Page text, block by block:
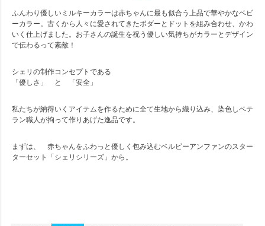
ふんわり優しいミルキーカラーは赤ちゃんに最も似合う上品で華やかなベビ
ーカラー。古くから人々に愛されてきたボダーとドットを組み合わせ、かわ
いく仕上げました。お子さんの誕生を祝う優しい気持ちがカラーとデザイン
で伝わるって素敵！
シェリの制作コンセプトである
「優しさ」 と 「安全」
私たちが納得いくアイテムを作るために全て生地から織り込み、染色しベテ
ラン職人が拘って作りあげた逸品です。
まずは、 赤ちゃんをふわっと優しく包み込むベルビーアンファンのスター
ターセット「シェリシリーズ」から。